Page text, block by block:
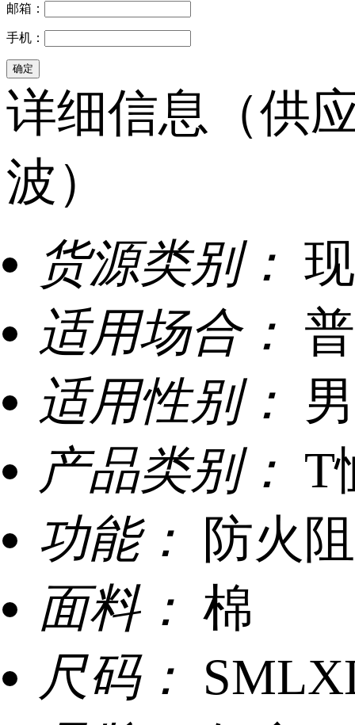
邮箱：
手机：
详细信息（供
波）
货源类别：
适用场合：
适用性别： 男
产品类别： T
功能：
防火
面料： 棉
尺码：